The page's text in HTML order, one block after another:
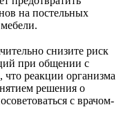
на постельных
снизите риск
при общении с
реакции организма
решения о
с врачом-